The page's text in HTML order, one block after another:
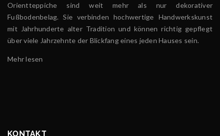
Orientteppiche sind weit mehr als nur dekorativer
Fußbodenbelag. Sie verbinden hochwertige Handwerkskunst
mit Jahrhunderte alter Tradition und können richtig gepflegt
über viele Jahrzehnte der Blickfang eines jeden Hauses sein.
Mehr lesen
KONTAKT